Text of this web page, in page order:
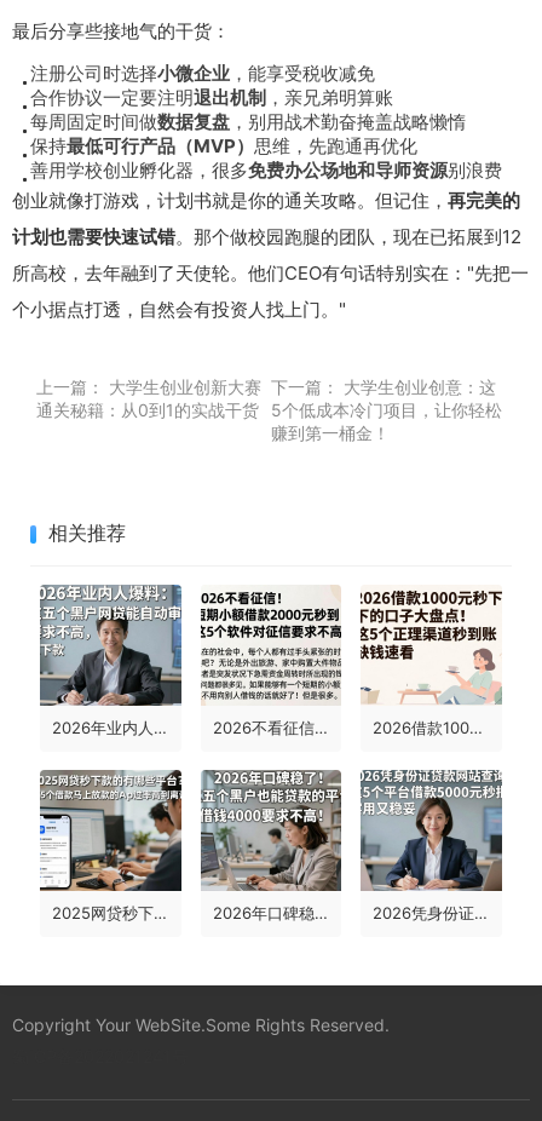
最后分享些接地气的干货：
注册公司时选择小微企业 ，能享受税收减免
合作协议一定要注明退出机制 ，亲兄弟明算账
每周固定时间做数据复盘 ，别用战术勤奋掩盖战略懒惰
保持最低可行产品（MVP） 思维，先跑通再优化
善用学校创业孵化器，很多免费办公场地和导师资源别浪费
创业就像打游戏，计划书就是你的通关攻略。但记住， 再完美的
计划也需要快速试错。那个做校园跑腿的团队，现在已拓展到12
所高校，去年融到了天使轮。他们CEO有句话特别实在："先把一
个小据点打透，自然会有投资人找上门。"
上一篇：
大学生创业创新大赛
通关秘籍：从0到1的实战干货
下一篇：
大学生创业创意：这
5个低成本冷门项目，让你轻松
赚到第一桶金！
相关推荐
2026年业内人爆料：这五个黑户网贷能自动审核，要求不高稳下款！ 2026不看征信！短期小额借款2000元秒到，这5个软件对征信要求不高 2026借款1000元秒下的口子大盘点！这5个正规渠道秒到账，缺钱速看
2025网贷秒下款的有哪些平台？这5个借款马上放款的app通过率高到离谱 2026年口碑稳了！这五个黑户也能贷款的平台，借钱4000要求不高，速看 2026凭身份证贷款网站查询：这5个平台借款5000元秒批，实用又稳妥！
Copyright Your WebSite.Some Rights Reserved.